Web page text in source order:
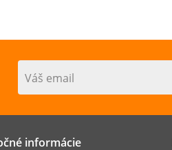
Váš email
informácie